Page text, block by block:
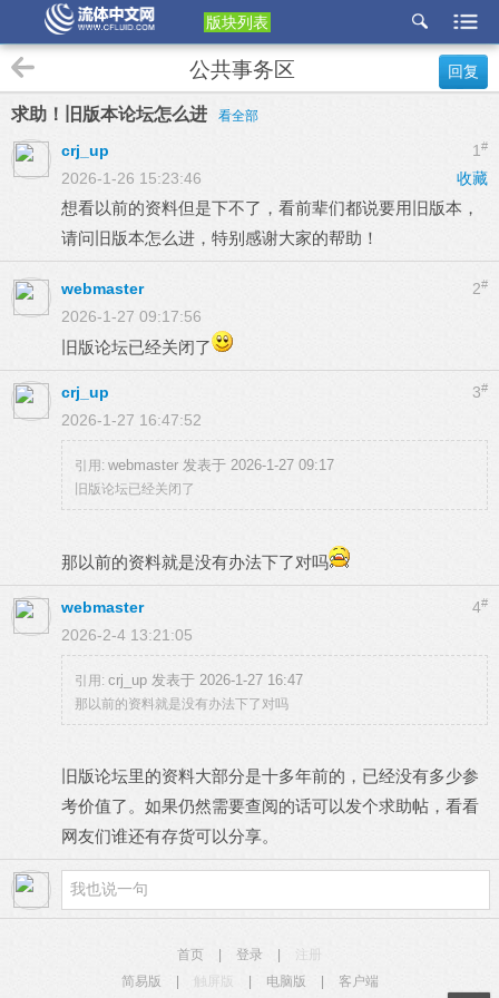
版块列表
etu
p
回复
公共事务区
求助！旧版本论坛怎么进 看全部
1 #
crj_up
收藏
2026-1-26 15:23:46
想看以前的资料但是下不了，看前辈们都说要用旧版本，
请问旧版本怎么进，特别感谢大家的帮助！
2#
webmaster
2026-1-27 09:17:56
旧版论坛已经关闭了
3#
crj_up
2026-1-27 16:47:52
引用: webmaster 发表于 2026-1-27 09:17
旧版论坛已经关闭了
那以前的资料就是没有办法下了对吗
4#
webmaster
2026-2-4 13:21:05
引用: crj_up 发表于 2026-1-27 16:47
那以前的资料就是没有办法下了对吗
旧版论坛里的资料大部分是十多年前的，已经没有多少参
考价值了。如果仍然需要查阅的话可以发个求助帖，看看
网友们谁还有存货可以分享。
首页 登录
注册
简易版
触屏版 电脑版 客户端